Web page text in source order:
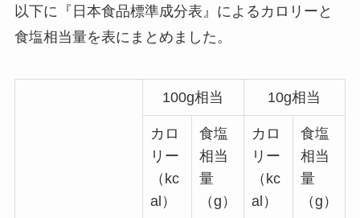
以下に『日本食品標準成分表』によるカロリーと
食塩相当量を表にまとめました。
100g相当 10g相当
カロ
リー
（kc
al）
食塩
相当
量
（g）
カロ
リー
（kc
al）
食塩
相当
量
（g）